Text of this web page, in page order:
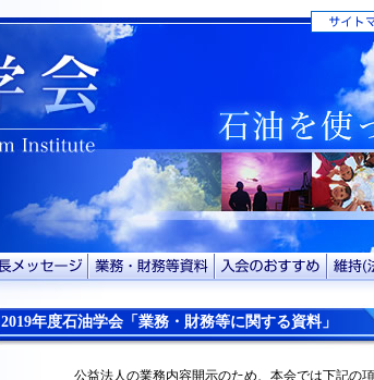
2019年度石油学会「業務・財務等に関する資料」
公益法人の業務内容開示のため、本会では下記の